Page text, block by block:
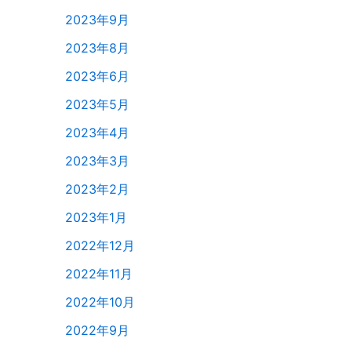
2023年9月
2023年8月
2023年6月
2023年5月
2023年4月
2023年3月
2023年2月
2023年1月
2022年12月
2022年11月
2022年10月
2022年9月